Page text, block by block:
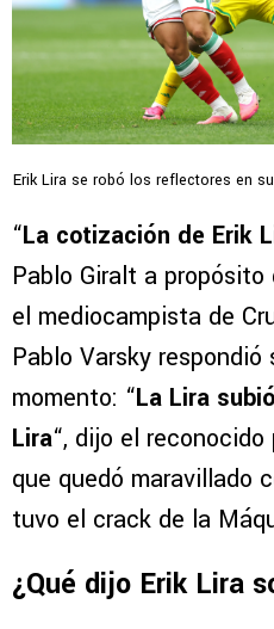
Erik Lira se robó los reflectores en
“La cotización de Erik
Pablo Giralt a
el mediocampista de
Pablo Varsky
momento: “La Lira
Lira“, dijo el
que quedó maravillado
tuvo el crack de la
¿Qué dijo Erik Lira